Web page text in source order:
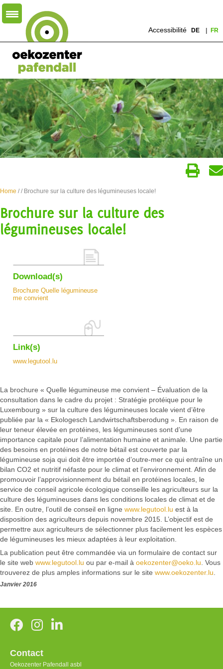
Accessibilité DE FR
Home // Brochure sur la culture des légumineuses locale!
Brochure sur la culture des
légumineuses locale!
Download(s)
Brochure Quelle légumineuse
me convient
Link(s)
www.legutool.lu
La brochure « Quelle légumineuse me convient – Évaluation de la
consultation dans le cadre du projet : Stratégie protéique pour le
Luxembourg » sur la culture des légumineuses locale vient d’être
publiée par la « Ekologesch Landwirtschaftsberodung ». En raison de
leur teneur élevée en protéines, les légumineuses sont d’une
importance capitale pour l’alimentation humaine et animale. Une partie
des besoins en protéines de notre bétail est couverte par la
légumineuse soja qui doit être importée d’outre-mer ce qui entraîne un
bilan CO2 et nutritif néfaste pour le climat et l’environnement. Afin de
promouvoir l’approvisionnement du bétail en protéines locales, le
service de conseil agricole écologique conseille les agriculteurs sur la
culture des légumineuses dans les conditions locales de climat et de
site. En outre, l’outil de conseil en ligne www.legutool.lu est à la
disposition des agriculteurs depuis novembre 2015. L’objectif est de
permettre aux agriculteurs de sélectionner plus facilement les espèces
de légumineuses les mieux adaptées à leur exploitation.
La publication peut être commandée via un formulaire de contact sur
le site web www.legutool.lu ou par e-mail à oekozenter@oeko.lu. Vous
trouverez de plus amples informations sur le site www.oekozenter.lu.
Janvier 2016
Contact
Oekozenter Pafendall asbl